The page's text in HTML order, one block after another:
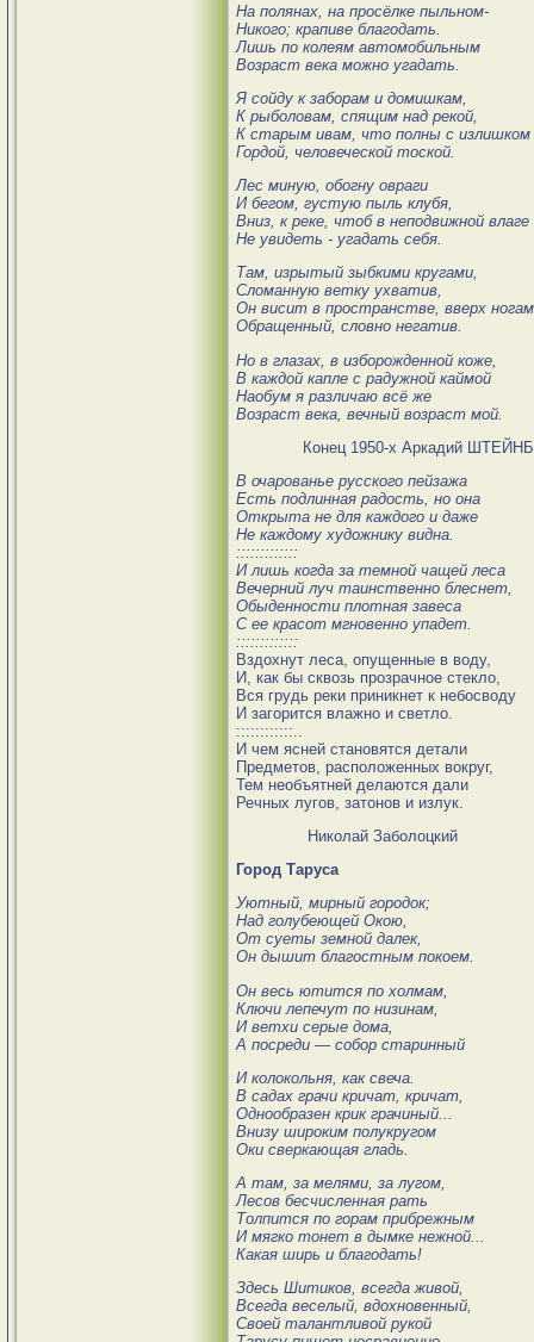
На полянах, на просёлке пыльном-
Никого; крапиве благодать.
Лишь по колеям автомобильным
Возраст века можно угадать.
Я сойду к заборам и домишкам,
К рыболовам, спящим над рекой,
К старым ивам, что полны с излишком
Гордой, человеческой тоской.
Лес миную, обогну овраги
И бегом, густую пыль клубя,
Вниз, к реке, чтоб в неподвижной влаге
Не увидеть - угадать себя.
Там, изрытый зыбкими кругами,
Сломанную ветку ухватив,
Он висит в пространстве, вверх
Обращенный, словно негатив.
Но в глазах, в изборожденной коже,
В каждой капле с радужной каймой
Наобум я различаю всё же
Возраст века, вечный возраст мой.
Конец 1950-х Аркадий
В очарованье русского пейзажа
Есть подлинная радость, но она
Открыта не для каждого и даже
Не каждому художнику видна.
:::::::::::::
И лишь когда за темной чащей леса
Вечерний луч таинственно блеснет,
Обыденности плотная завеса
С ее красот мгновенно упадет.
:::::::::::::
Вздохнут леса, опущенные в воду,
И, как бы сквозь прозрачное стекло,
Вся грудь реки приникнет к небосводу
И загорится влажно и светло.
::::::::::::..
И чем ясней становятся детали
Предметов, расположенных вокруг,
Тем необъятней делаются дали
Речных лугов, затонов и излук.
Николай Заболоцкий
Город Таруса
Уютный, мирный городок;
Над голубеющей Окою,
От суеты земной далек,
Он дышит благостным покоем.
Он весь ютится по холмам,
Ключи лепечут по низинам,
И ветхи серые дома,
А посреди — собор старинный
И колокольня, как свеча.
В садах грачи кричат, кричат,
Однообразен крик грачиный...
Внизу широким полукругом
Оки сверкающая гладь.
А там, за мелями, за лугом,
Лесов бесчисленная рать
Толпится по горам прибрежным
И мягко тонет в дымке нежной...
Какая ширь и благодать!
Здесь Шитиков, всегда живой,
Всегда веселый, вдохновенный,
Своей талантливой рукой